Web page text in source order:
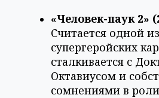
«Человек-паук 2»
Считается одной
супергеройских
сталкивается с
Октавиусом и
сомнениями в роли